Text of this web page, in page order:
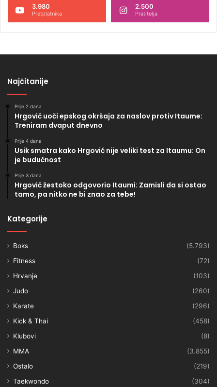
3.980
Pretplatnika
2.500
Pratitelja
Najčitanije
Prije 2 dana
Hrgović uoči epskog okršaja za naslov protiv Itaume:
Treniram dvaput dnevno
Prije 4 dana
Usik smatra kako Hrgović nije veliki test za Itaumu: On
je budućnost
Prije 3 dana
Hrgović žestoko odgovorio Itaumi: Zamisli da si ostao
tamo, pa nitko ne bi znao za tebe!
Kategorije
Boks
(5.793)
Fitness
(72)
Hrvanje
(103)
Judo
(260)
Karate
(296)
Kick & Thai
(458)
Klubovi
(8)
MMA
(3.855)
Ostalo
(219)
Taekwondo
(304)